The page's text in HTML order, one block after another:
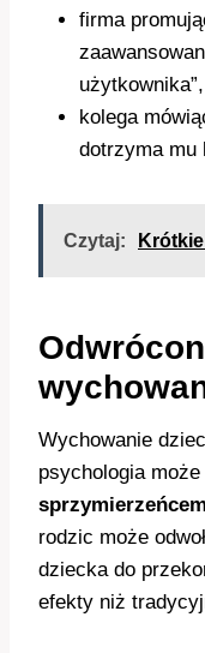
firma
użytkownika”,
kolega
dotrzyma mu
Czytaj:
Wychowanie
psychologia
sprzymierzeńcem
rodzic może
dziecka do
efekty niż